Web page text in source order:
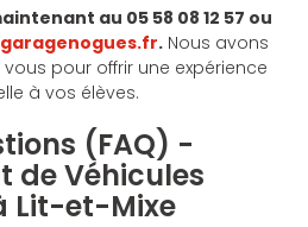
au 05 58 08 12 57 ou
. Nous avons
pour offrir une expérience
à vos élèves.
(FAQ) -
de Véhicules
Lit-et-Mixe